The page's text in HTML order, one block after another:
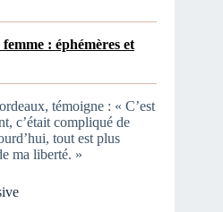
: éphémères et
témoigne : « C’est
c’était compliqué de
tout est plus
ma liberté. »